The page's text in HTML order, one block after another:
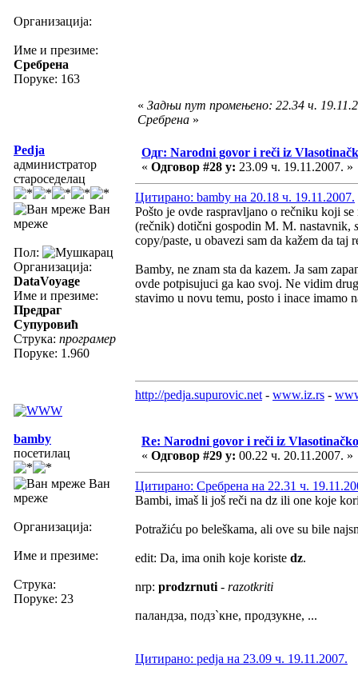
Организација:
Име и презиме:
Сребрена
Поруке: 163
« Задњи пут промењено: 22.34 ч.
Сребрена »
Pedja
администратор
староседелац
Ван
мреже
Пол:
Организација:
DataVoyage
Име и презиме:
Предраг
Супуровић
Струка: програмер
Поруке: 1.960
Одг: Narodni govor i reči iz
« Одговор #28 у: 23.09 ч. 19.11.2007. »
Цитирано: bamby на 20.18 ч. 19.11.2007.
Pošto je ovde raspravljano o rečniku koji
(rečnik) dotični gospodin M. M. nastavnik,
copy/paste, u obavezi sam da kažem da
Bamby, ne znam sta da kazem. Ja sam
ovde potpisujuci ga kao svoj. Ne vidim
stavimo u novu temu, posto i inace imamo
http://pedja.supurovic.net - www.iz.rs -
bamby
посетилац
Ван
мреже
Организација:
Име и презиме:
Струка:
Поруке: 23
Re: Narodni govor i reči iz
« Одговор #29 у: 00.22 ч. 20.11.2007. »
Цитирано: Сребрена на 22.31 ч.
Bambi, imaš li još reči na dz ili one koje
Potražiću po beleškama, ali ove su bile
edit: Da, ima onih koje koriste dz.
nrp: prodzrnuti - razotkriti
пaлaндзa, подз`кне, продзукне, ...
Цитирано: pedja на 23.09 ч. 19.11.2007.